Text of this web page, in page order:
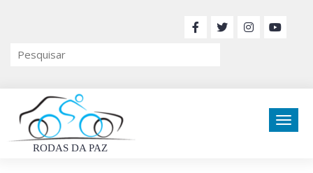
RODAS DA PAZ